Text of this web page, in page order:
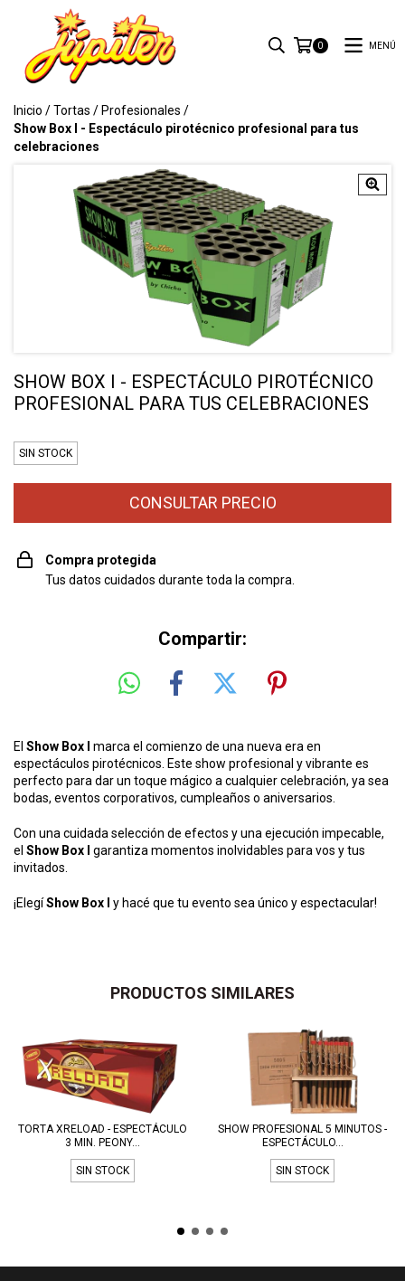
0 MENÚ
Inicio /Tortas / Profesionales /
Show Box I - Espectáculo pirotécnico profesional para tus
celebraciones
SHOW BOX I - ESPECTÁCULO PIROTÉCNICO
PROFESIONAL PARA TUS CELEBRACIONES
SIN STOCK
Compra protegida
Tus datos cuidados durante toda la compra.
Compartir:
El Show Box I
marca el comienzo de una nueva era en
espectáculos pirotécnicos. Este show profesional y vibrante es
perfecto para dar un toque mágico a cualquier celebración, ya sea
bodas, eventos corporativos, cumpleaños o aniversarios.
Con una cuidada selección de efectos y una ejecución impecable,
el Show Box I
garantiza momentos inolvidables para vos y tus
invitados.
¡ElegíShow Box I y hacé que tu evento sea único y espectacular!
PRODUCTOS SIMILARES
TORTA XRELOAD - ESPECTÁCULO
3 MIN. PEONY...
SIN STOCK
SHOW PROFESIONAL 5 MINUTOS -
ESPECTÁCULO...
SIN STOCK